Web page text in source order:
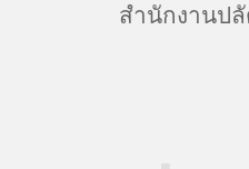
สำนักงานป